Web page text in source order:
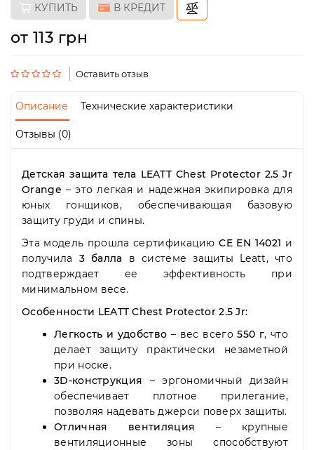
Режим
работы:
Пн-
09:00
19:00
10:00
Вс
-
выходной
КУПИТЬ В КРЕДИТ
от 113 грн
Оставить отзыв
Описание Технические характеристики
Отзывы (0)
Детская защита тела LEATT Chest Protector 2.5 Jr
Orange – это легкая и надежная экипировка для
юных гонщиков, обеспечивающая базовую
защиту груди и спины.
Эта модель прошла сертификациюCE EN 14021 и
получила 3 балла в системе защиты Leatt, что
подтверждает ее эффективность при
минимальном весе.
Особенности LEATT Chest Protector 2.5 Jr:
Легкость и удобство – вес всего550 г, что
делает защиту практически незаметной
при носке.
3D-конструкция – эргономичный дизайн
обеспечивает плотное прилегание,
позволяя надевать джерси поверх защиты.
Отличная вентиляция – крупные
вентиляционные зоны способствуют